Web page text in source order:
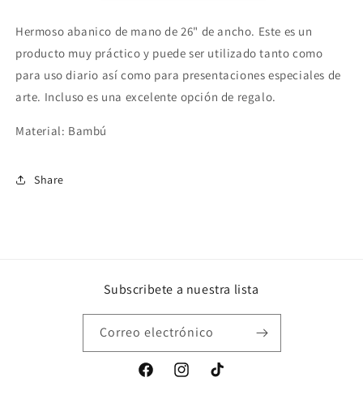
Hermoso abanico de mano de 26" de ancho. Este es un
producto muy práctico y puede ser utilizado tanto como
para uso diario así como para presentaciones especiales de
arte. Incluso es una excelente opción de regalo.
Material: Bambú
Share
Subscribete a nuestra lista
Correo electrónico
FacebookInstagramTikTok